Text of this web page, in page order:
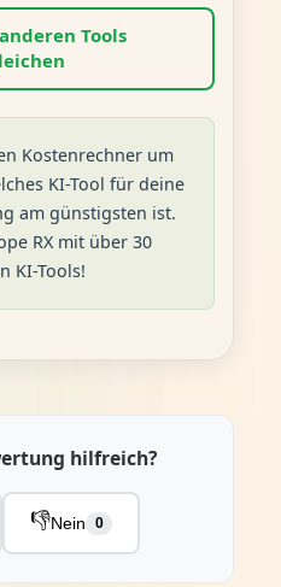
Tools
Kostenrechner um
KI-Tool für deine
am günstigsten ist.
RX mit über 30
KI-Tools!
hilfreich?
👎Nein 0